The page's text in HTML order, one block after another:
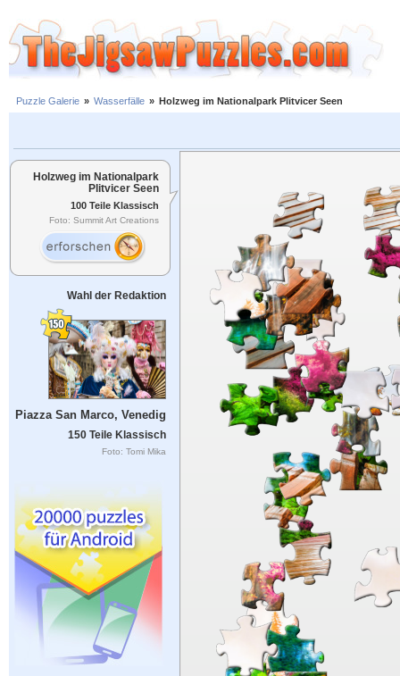
Puzzle Galerie » Wasserfälle » Holzweg im Nationalpark Plitvicer Seen
Holzweg im Nationalpark
Plitvicer Seen
100 Teile Klassisch
Foto: Summit Art Creations
Wahl der Redaktion
Piazza San Marco, Venedig
150 Teile Klassisch
Foto: Tomi Mika